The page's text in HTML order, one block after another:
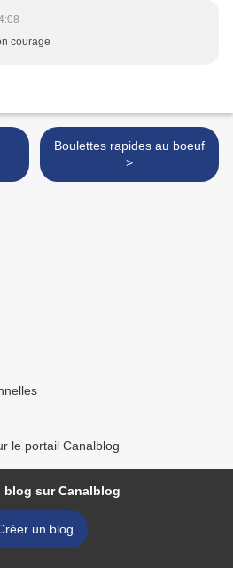
courage
Boulettes rapides au boeuf
>
le portail Canalblog
blog sur Canalblog
un blog